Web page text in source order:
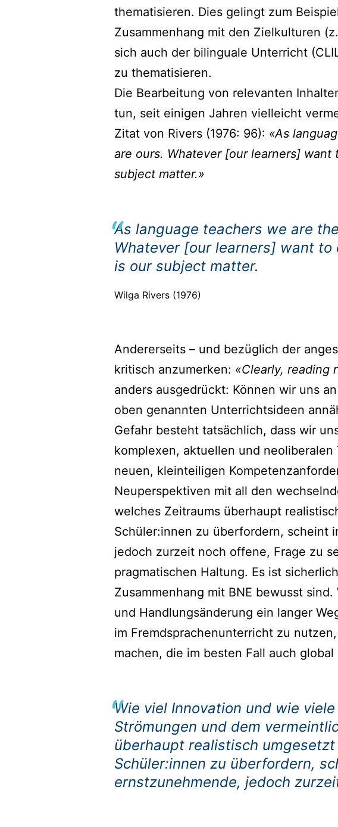
thematisieren. Dies gelingt zum
Zusammenhang mit den Zielkulturen
sich auch der bilinguale Unterricht
zu thematisieren.
Die Bearbeitung von relevanten
tun, seit einigen Jahren vielleicht
Zitat von Rivers (1976: 96): «As
are ours. Whatever [our learners]
subject matter.»
As language teachers we are
Whatever [our learners] want
is our subject matter.
Wilga Rivers (1976)
Andererseits – und bezüglich der
kritisch anzumerken: «Clearly, reading
anders ausgedrückt: Können wir uns
oben genannten Unterrichtsideen
Gefahr besteht tatsächlich, dass wir
komplexen, aktuellen und
neuen, kleinteiligen
Neuperspektiven mit all den
welches Zeitraums überhaupt
Schüler:innen zu überfordern, scheint
jedoch zurzeit noch offene, Frage zu
pragmatischen Haltung. Es ist
Zusammenhang mit BNE bewusst
und Handlungsänderung ein langer
im Fremdsprachenunterricht zu
machen, die im besten Fall auch
Wie viel Innovation und wie
Strömungen und dem
überhaupt realistisch
Schüler:innen zu überfordern,
ernstzunehmende, jedoch